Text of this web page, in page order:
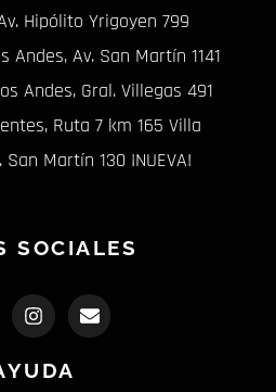
Hipólito Yrigoyen 799
Andes, Av. San Martín 1141
Andes, Gral. Villegas 491
Ruta 7 km 165 Villa
Martín 130 ¡NUEVA!
SOCIALES
I
n
s
t
a
E
n
v